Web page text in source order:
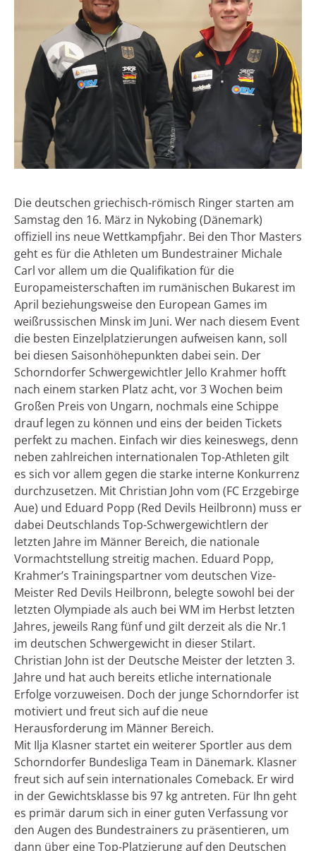
Die deutschen griechisch-römisch Ringer starten am
Samstag den 16. März in Nykobing (Dänemark)
offiziell ins neue Wettkampfjahr. Bei den Thor Masters
geht es für die Athleten um Bundestrainer Michale
Carl vor allem um die Qualifikation für die
Europameisterschaften im rumänischen Bukarest im
April beziehungsweise den European Games im
weißrussischen Minsk im Juni. Wer nach diesem Event
die besten Einzelplatzierungen aufweisen kann, soll
bei diesen Saisonhöhepunkten dabei sein. Der
Schorndorfer Schwergewichtler Jello Krahmer hofft
nach einem starken Platz acht, vor 3 Wochen beim
Großen Preis von Ungarn, nochmals eine Schippe
drauf legen zu können und eins der beiden Tickets
perfekt zu machen. Einfach wir dies keineswegs, denn
neben zahlreichen internationalen Top-Athleten gilt
es sich vor allem gegen die starke interne Konkurrenz
durchzusetzen. Mit Christian John vom (FC Erzgebirge
Aue) und Eduard Popp (Red Devils Heilbronn) muss er
dabei Deutschlands Top-Schwergewichtlern der
letzten Jahre im Männer Bereich, die nationale
Vormachtstellung streitig machen. Eduard Popp,
Krahmer’s Trainingspartner vom deutschen Vize-
Meister Red Devils Heilbronn, belegte sowohl bei der
letzten Olympiade als auch bei WM im Herbst letzten
Jahres, jeweils Rang fünf und gilt derzeit als die Nr.1
im deutschen Schwergewicht in dieser Stilart.
Christian John ist der Deutsche Meister der letzten 3.
Jahre und hat auch bereits etliche internationale
Erfolge vorzuweisen. Doch der junge Schorndorfer ist
motiviert und freut sich auf die neue
Herausforderung im Männer Bereich.
Mit Ilja Klasner startet ein weiterer Sportler aus dem
Schorndorfer Bundesliga Team in Dänemark. Klasner
freut sich auf sein internationales Comeback. Er wird
in der Gewichtsklasse bis 97 kg antreten. Für Ihn geht
es primär darum sich in einer guten Verfassung vor
den Augen des Bundestrainers zu präsentieren, um
dann über eine Top-Platzierung auf den Deutschen